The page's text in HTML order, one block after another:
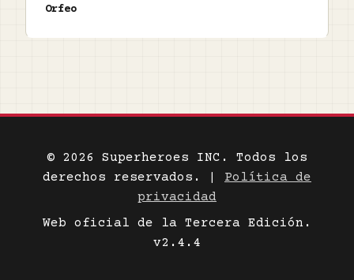
Orfeo
© 2026 Superheroes INC. Todos los
derechos reservados. | Política de
privacidad
Web oficial de la Tercera Edición.
v2.4.4